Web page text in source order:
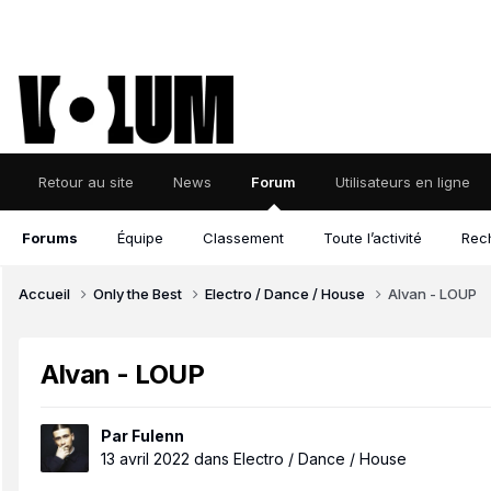
Retour au site News Forum
Forums Équipe Classement Toute l’activité
Utilisateurs en ligne
Accueil Only the Best Electro / Dance / House Alvan - LOUP
Alvan - LOUP
Par Fulenn
13 avril 2022 dans Electro / Dance / House